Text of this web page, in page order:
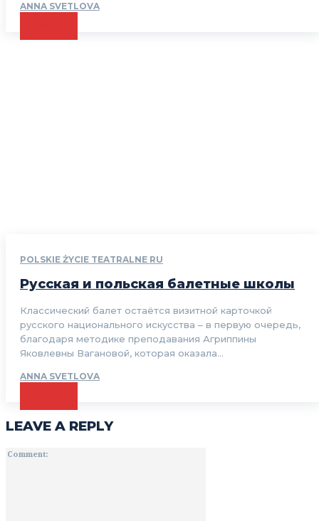
ANNA SVETLOVA
POLSKIE ŻYCIE TEATRALNE RU
Русская и польская балетные школы
Классический балет остаётся визитной карточкой
русского национального искусства – в первую очередь,
благодаря методике преподавания Агриппины
Яковлевны Вагановой, которая оказала...
ANNA SVETLOVA
LEAVE A REPLY